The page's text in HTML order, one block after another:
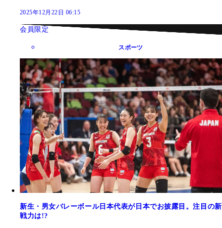
2025年12月22日 06:15
会員限定
スポーツ
新生・男女バレーボール日本代表が日本でお披露目。注目の新
戦力は!?